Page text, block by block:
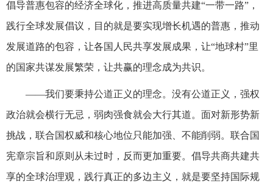
倡导普惠包容的经济全球化，推进高质量共建“一带一路”，
践行全球发展倡议，目的就是要实现增长机遇的普惠，推动
发展道路的包容，让各国人民共享发展成果，让“地球村”里
的国家共谋发展繁荣，让共赢的理念成为共识。
——我们要秉持公道正义的理念。没有公道正义，强权
政治就会横行无忌，弱肉强食就会大行其道。面对新形势新
挑战，联合国权威和核心地位只能加强、不能削弱。联合国
宪章宗旨和原则从未过时，反而更加重要。倡导共商共建共
享的全球治理观，践行真正的多边主义，就是要坚持国际规